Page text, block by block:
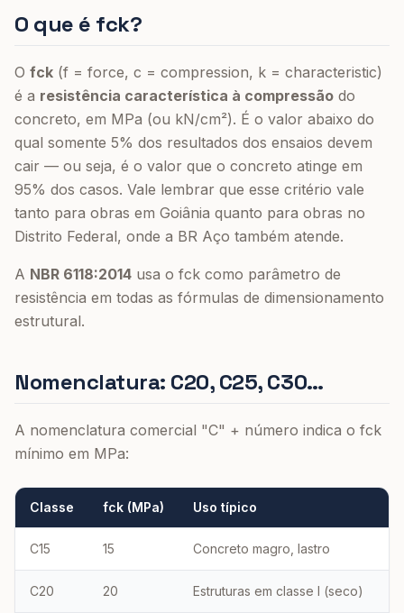
O que é fck?
O fck (f = force, c = compression, k = characteristic)
é a resistência característica à compressão do
concreto, em MPa (ou kN/cm²). É o valor abaixo do
qual somente 5% dos resultados dos ensaios devem
cair — ou seja, é o valor que o concreto atinge em
95% dos casos. Vale lembrar que esse critério vale
tanto para obras em Goiânia quanto para obras no
Distrito Federal, onde a BR Aço também atende.
A NBR 6118:2014 usa o fck como parâmetro de
resistência em todas as fórmulas de dimensionamento
estrutural.
Nomenclatura: C20, C25, C30…
A nomenclatura comercial "C" + número indica o fck
mínimo em MPa:
Classe fck (MPa) Uso típico
C15 15 Concreto magro, lastro
C20 20 Estruturas em classe I (seco)